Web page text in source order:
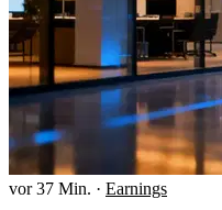
vor 37 Min. · Earnings